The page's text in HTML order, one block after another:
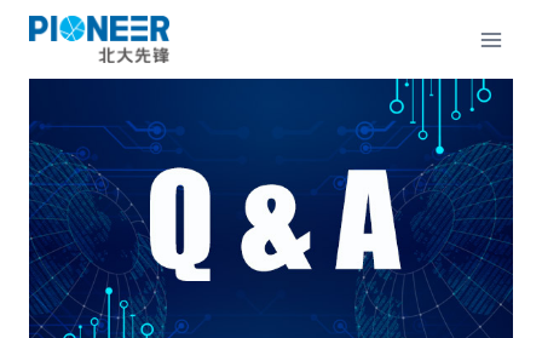
Pular
para